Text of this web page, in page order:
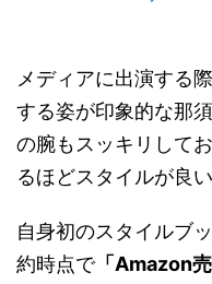
メディアに出演する
する姿が印象的な那
の腕もスッキリして
るほどスタイルが良
自身初のスタイルブ
約時点で「Amazon